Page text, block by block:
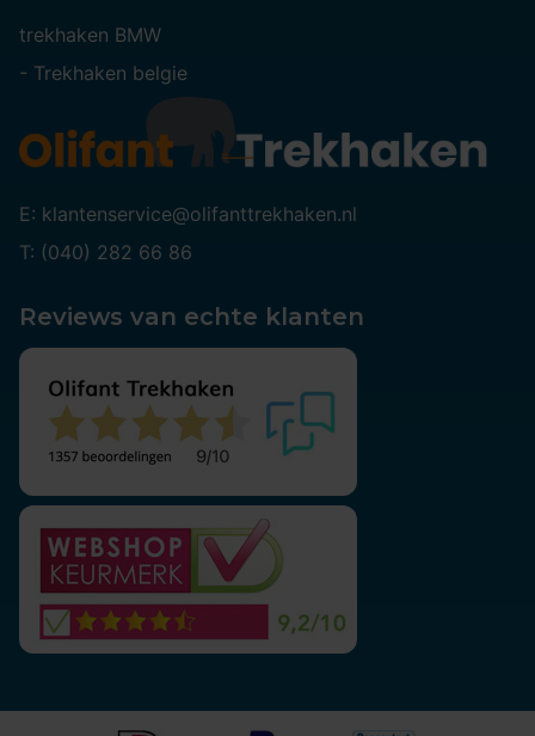
trekhaken BMW
- Trekhaken belgie
E: klantenservice@olifanttrekhaken.nl
T: (040) 282 66 86
Reviews van echte klanten